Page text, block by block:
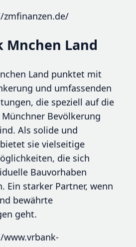
Mnchen Land
Land punktet mit
und umfassenden
die speziell auf die
Bevölkerung
Als solide und
sie vielseitige
die sich
Bauvorhaben
Ein starker Partner, wenn
bewährte
geht.